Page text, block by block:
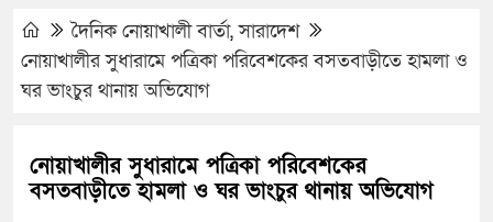
দৈনিক নোয়াখালী বার্তা,সারাদেশ
নোয়াখালীর সুধারামে পত্রিকা পরিবেশকের বসতবাড়ীতে হামলা ও
ঘর ভাংচুর থানায় অভিযোগ
নোয়াখালীর সুধারামে পত্রিকা পরিবেশকের
বসতবাড়ীতে হামলা ও ঘর ভাংচুর থানায় অভিযোগ